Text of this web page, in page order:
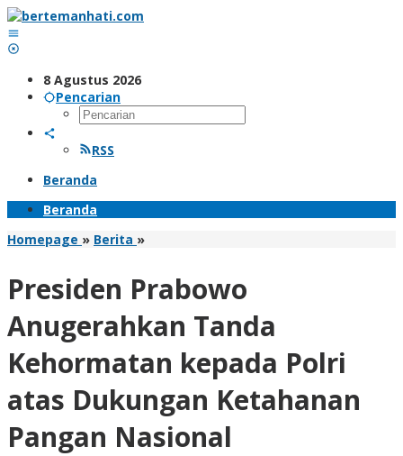
Lewati
ke
konten
8 Agustus 2026
Pencarian
RSS
Beranda
Beranda
Homepage » Berita »Presiden
Tanda
kepada
Polri
atas
Dukungan
Ketahanan
Pangan
Nasional
Presiden Prabowo
Anugerahkan Tanda
Kehormatan kepada Polri
atas Dukungan Ketahanan
Pangan Nasional